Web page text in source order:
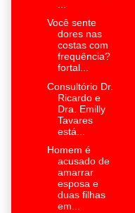
Você sente
dores nas
costas com
frequência?
fortal...
Consultório Dr.
Ricardo e
Dra. Emilly
Tavares
está...
Homem é
acusado de
amarrar
esposa e
duas filhas
em...